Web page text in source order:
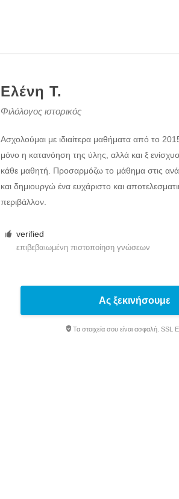
Ελένη Τ.
Φιλόλογος ιστορικός
Ασχολούμαι με ιδιαίτερα μαθήματα από το
μόνο η κατανόηση της ύλης, αλλά και ξ
κάθε μαθητή. Προσαρμόζω το μάθημα στις
και δημιουργώ ένα ευχάριστο και
περιβάλλον.
verified
επιβεβαιωμένη πιστοποίηση γνώσεων
Ας ξεκινήσουμε
Τα στοιχεία σου είναι ασφαλή. SSL